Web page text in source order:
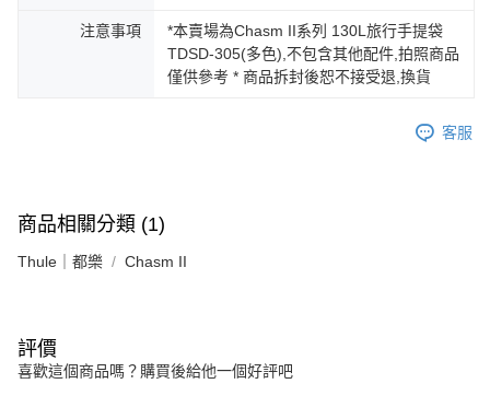
注意事項
*本賣場為Chasm II系列 130L旅行手提袋
TDSD-305(多色),不包含其他配件,拍照商品
僅供參考 * 商品拆封後恕不接受退,換貨
客服
商品相關分類 (1)
Thule｜都樂 Chasm II
評價
喜歡這個商品嗎？購買後給他一個好評吧